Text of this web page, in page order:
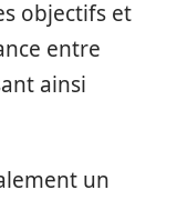
objectifs et
entre
ainsi
un